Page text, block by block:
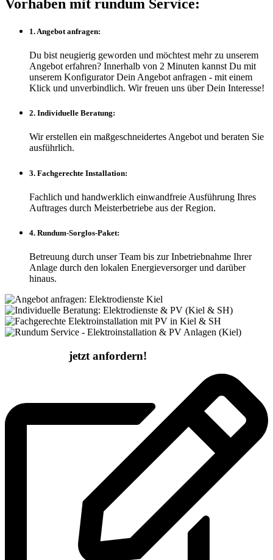
Vorhaben mit rundum Service:
1. Angebot anfragen:
Du bist neugierig geworden und möchtest mehr zu unserem
Angebot erfahren? Innerhalb von 2 Minuten kannst Du mit
unserem Konfigurator Dein Angebot anfragen - mit einem
Klick und unverbindlich. Wir freuen uns über Dein Interesse!
2. Individuelle Beratung:
Wir erstellen ein maßgeschneidertes Angebot und beraten Sie
ausführlich.
3. Fachgerechte Installation:
Fachlich und handwerklich einwandfreie Ausführung Ihres
Auftrages durch Meisterbetriebe aus der Region.
4. Rundum-Sorglos-Paket:
Betreuung durch unser Team bis zur Inbetriebnahme Ihrer
Anlage durch den lokalen Energieversorger und darüber
hinaus.
jetzt anfordern!